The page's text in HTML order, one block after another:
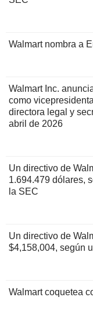
Walmart nombra a
Walmart Inc.
como
directora legal y
abril de 2026
Un directivo de
1.694.479 dólares,
la SEC
Un directivo de
$4,158,004, según
Walmart coquetea